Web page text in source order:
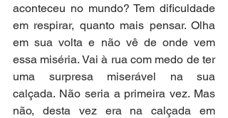
aconteceu no mundo? Tem dificuldade
em respirar, quanto mais pensar. Olha
em sua volta e não vê de onde vem
essa miséria. Vai à rua com medo de ter
uma surpresa miserável na sua
calçada. Não seria a primeira vez. Mas
não, desta vez era na calçada em